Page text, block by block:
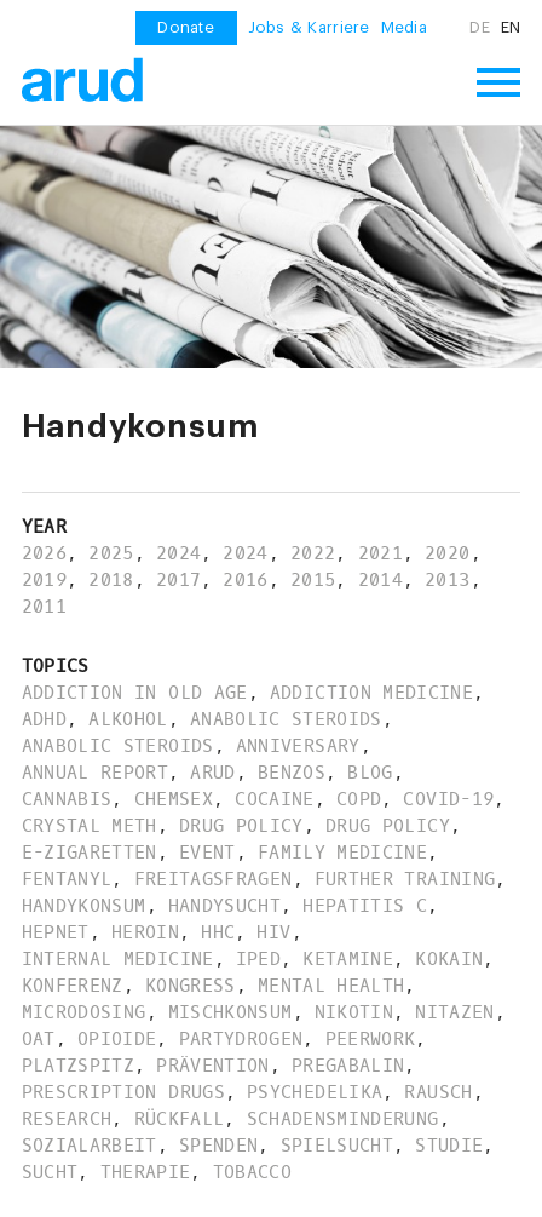
Donate Jobs & Karriere Media DE EN
Handykonsum
YEAR
2026 , 2025 , 2024, 2024 , 2022 , 2021 , 2020 ,
2019, 2018 , 2017 , 2016 , 2015 , 2014, 2013 ,
2011
TOPICS
ADDICTION IN OLD AGE , ADDICTION MEDICINE ,
ADHD , ALKOHOL , ANABOLIC STEROIDS ,
ANABOLIC STEROIDS , ANNIVERSARY ,
ANNUAL REPORT, ARUD , BENZOS , BLOG ,
CANNABIS , CHEMSEX , COCAINE , COPD , COVID-19,
CRYSTAL METH , DRUG POLICY , DRUG POLICY,
E-ZIGARETTEN , EVENT , FAMILY MEDICINE ,
FENTANYL , FREITAGSFRAGEN , FURTHER TRAINING,
HANDYKONSUM , HANDYSUCHT, HEPATITIS C ,
HEPNET , HEROIN , HHC , HIV ,
INTERNAL MEDICINE , IPED , KETAMINE , KOKAIN ,
KONFERENZ , KONGRESS , MENTAL HEALTH ,
MICRODOSING , MISCHKONSUM , NIKOTIN , NITAZEN ,
OAT , OPIOIDE , PARTYDROGEN , PEERWORK,
PLATZSPITZ , PRÄVENTION , PREGABALIN ,
PRESCRIPTION DRUGS , PSYCHEDELIKA, RAUSCH ,
RESEARCH , RÜCKFALL , SCHADENSMINDERUNG ,
SOZIALARBEIT , SPENDEN , SPIELSUCHT, STUDIE ,
SUCHT, THERAPIE , TOBACCO